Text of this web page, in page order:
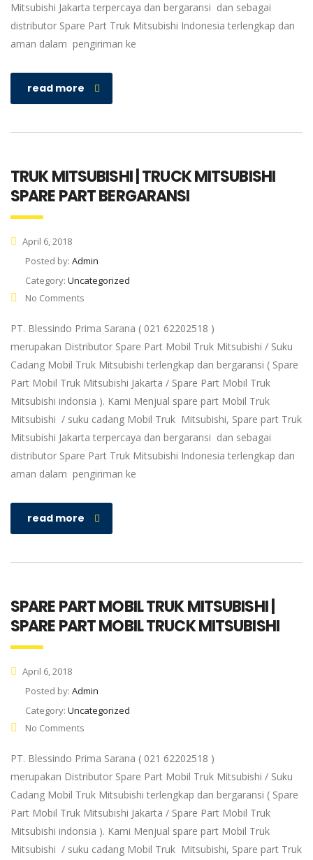
Mitsubishi Jakarta terpercaya dan bergaransi dan sebagai
distributor Spare Part Truk Mitsubishi Indonesia terlengkap dan
aman dalam pengiriman ke
read more
TRUK MITSUBISHI | TRUCK MITSUBISHI
SPARE PART BERGARANSI
April 6, 2018
Posted by: Admin
Category: Uncategorized
No Comments
PT. Blessindo Prima Sarana ( 021 62202518 )
merupakan Distributor Spare Part Mobil Truk Mitsubishi / Suku
Cadang Mobil Truk Mitsubishi terlengkap dan bergaransi ( Spare
Part Mobil Truk Mitsubishi Jakarta / Spare Part Mobil Truk
Mitsubishi indonsia ). Kami Menjual spare part Mobil Truk
Mitsubishi / suku cadang Mobil Truk Mitsubishi, Spare part Truk
Mitsubishi Jakarta terpercaya dan bergaransi dan sebagai
distributor Spare Part Truk Mitsubishi Indonesia terlengkap dan
aman dalam pengiriman ke
read more
SPARE PART MOBIL TRUK MITSUBISHI |
SPARE PART MOBIL TRUCK MITSUBISHI
April 6, 2018
Posted by: Admin
Category: Uncategorized
No Comments
PT. Blessindo Prima Sarana ( 021 62202518 )
merupakan Distributor Spare Part Mobil Truk Mitsubishi / Suku
Cadang Mobil Truk Mitsubishi terlengkap dan bergaransi ( Spare
Part Mobil Truk Mitsubishi Jakarta / Spare Part Mobil Truk
Mitsubishi indonsia ). Kami Menjual spare part Mobil Truk
Mitsubishi / suku cadang Mobil Truk Mitsubishi, Spare part Truk